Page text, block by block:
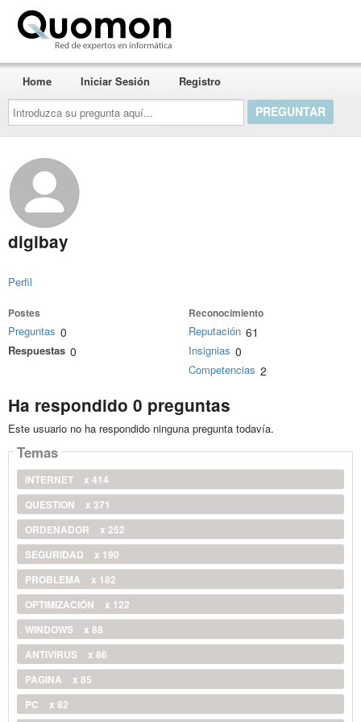
Introduzca
su
pregunta
aquí...
Home Iniciar Sesión Registro
digibay
Perfil
Postes
Preguntas 0
Respuestas 0
Reconocimiento
Reputación 61
Insignias 0
Competencias 2
Ha respondido 0 preguntas
Este usuario no ha respondido ninguna pregunta todavía.
Temas
INTERNET
x 414
QUESTION
x 371
ORDENADOR
x 252
SEGURIDAD
x 190
PROBLEMA
x 182
OPTIMIZACIÓN
x 122
WINDOWS
x 88
ANTIVIRUS
x 86
PAGINA
x 85
PC
x 82